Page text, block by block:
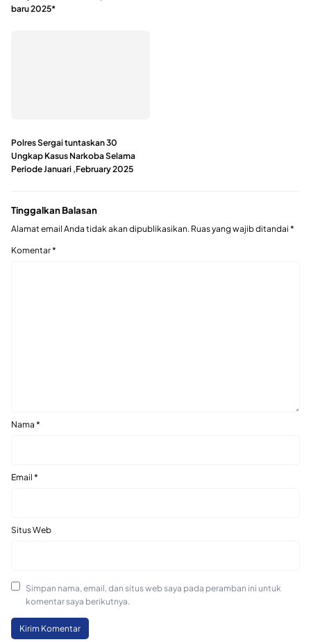
baru 2025*
Polres Sergai tuntaskan 30
Ungkap Kasus Narkoba Selama
Periode Januari ,February 2025
Tinggalkan Balasan
Alamat email Anda tidak akan dipublikasikan. Ruas yang wajib ditandai *
Komentar*
Nama *
Email *
Situs Web
Simpan nama, email, dan situs web saya pada peramban ini untuk
komentar saya berikutnya.